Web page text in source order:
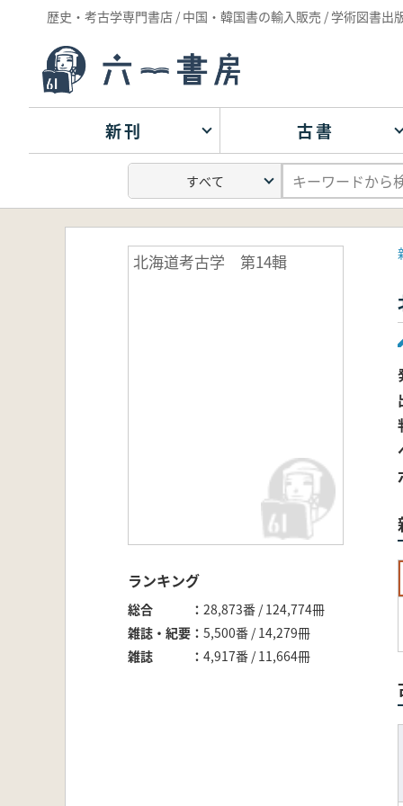
歴史・考古学専門書店 / 中国・韓国書の輸入販売 / 学術図書出
新刊 古書
北海道考古学 第14輯
ランキング
総合
28,873番 / 124,774冊
雑誌・紀要
5,500番 / 14,279冊
雑誌
4,917番 / 11,664冊